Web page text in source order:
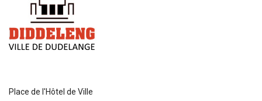
Place de l'Hôtel de Ville